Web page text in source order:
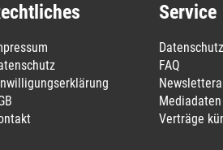
Service
FAQ
Mediadaten
Verträge